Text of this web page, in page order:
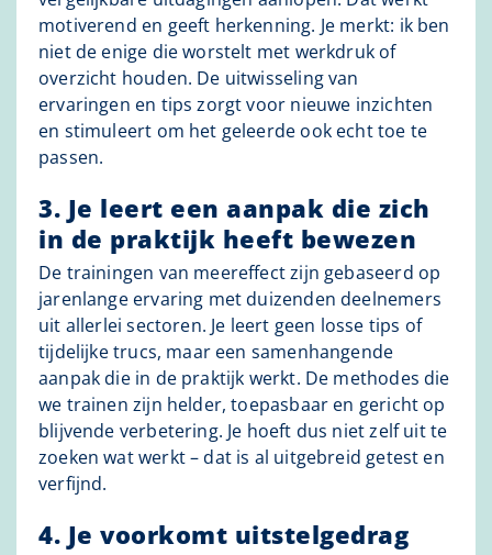
motiverend en geeft herkenning. Je merkt: ik ben
niet de enige die worstelt met werkdruk of
overzicht houden. De uitwisseling van
ervaringen en tips zorgt voor nieuwe inzichten
en stimuleert om het geleerde ook echt toe te
passen.
3. Je leert een aanpak die zich
in de praktijk heeft bewezen
De trainingen van meereffect zijn gebaseerd op
jarenlange ervaring met duizenden deelnemers
uit allerlei sectoren. Je leert geen losse tips of
tijdelijke trucs, maar een samenhangende
aanpak die in de praktijk werkt. De methodes die
we trainen zijn helder, toepasbaar en gericht op
blijvende verbetering. Je hoeft dus niet zelf uit te
zoeken wat werkt – dat is al uitgebreid getest en
verfijnd.
4. Je voorkomt uitstelgedrag